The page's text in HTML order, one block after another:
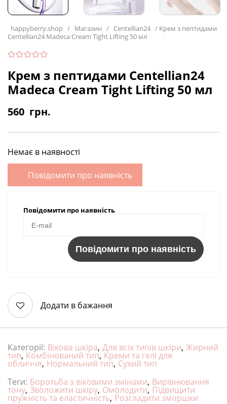
happyberry.shop / Магазин / Centellian24 / Крем з пептидами
Centellian24 Madeca Cream Tight Lifting 50 мл
Крем з пептидами Centellian24
Madeca Cream Tight Lifting 50 мл
560 грн.
Немає в наявності
Повідомити про наявність
Повідомити про наявність
Повідомити про наявність
Додати в бажання
Категорії: Вікова шкіра, Для всіх типів шкіри, Жирний
тип, Комбінований тип, Креми та гелі для
обличчя, Нормальний тип, Сухий тип
Теги: Боротьба з віковими змінами, Вирівнювання
тону, Зволожити шкіру, Омолодити, Підвищити
пружність та еластичність, Розгладити зморшки